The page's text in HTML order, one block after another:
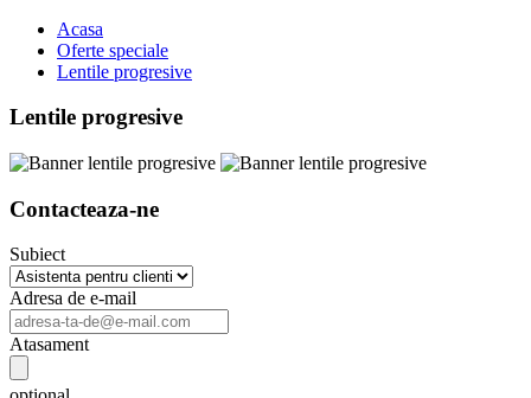
Acasa
Oferte speciale
Lentile progresive
Lentile progresive
Contacteaza-ne
Subiect
Adresa de e-mail
Atasament